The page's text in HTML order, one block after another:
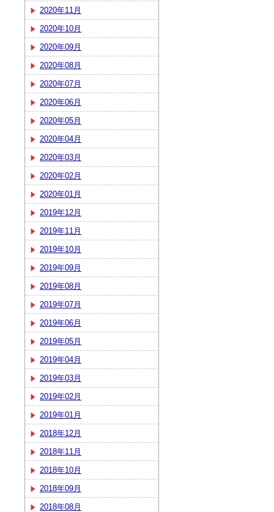
2020年11月
2020年10月
2020年09月
2020年08月
2020年07月
2020年06月
2020年05月
2020年04月
2020年03月
2020年02月
2020年01月
2019年12月
2019年11月
2019年10月
2019年09月
2019年08月
2019年07月
2019年06月
2019年05月
2019年04月
2019年03月
2019年02月
2019年01月
2018年12月
2018年11月
2018年10月
2018年09月
2018年08月